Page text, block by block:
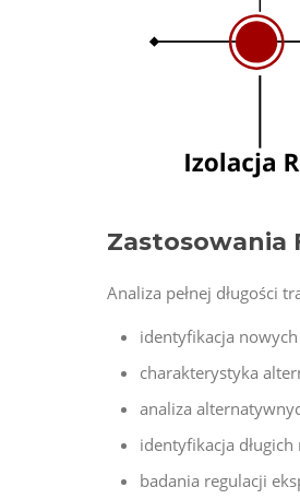
Zastosowania
Analiza pełnej długości
identyfikacja
charakterystyka
analiza
identyfikacja długich
badania regulacji